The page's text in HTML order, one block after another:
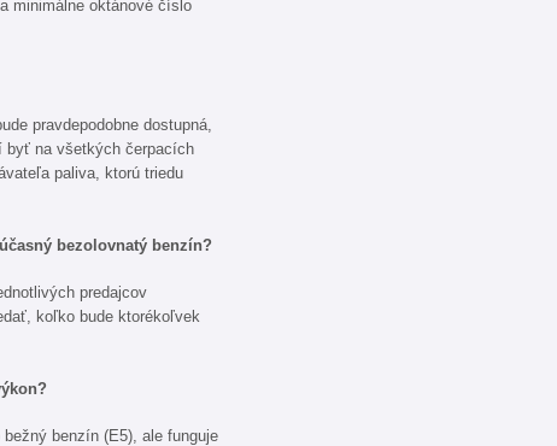
minimálne oktánové číslo
pravdepodobne dostupná,
byť na všetkých čerpacích
paliva, ktorú triedu
bezolovnatý benzín?
predajcov
koľko bude ktorékoľvek
benzín (E5), ale funguje